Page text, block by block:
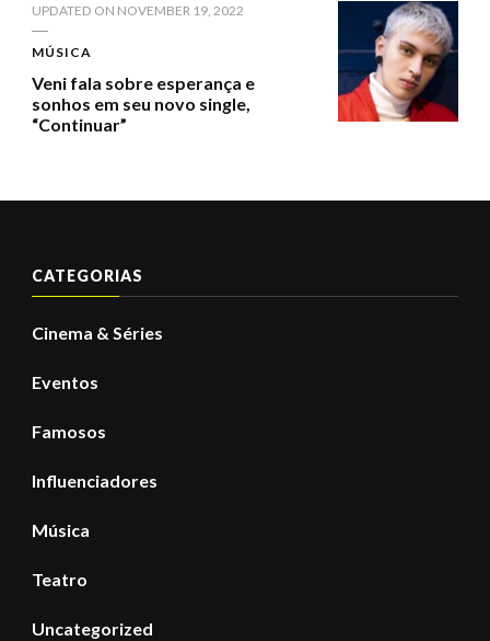
UPDATED ON NOVEMBER 19, 2022
MÚSICA
Veni fala sobre esperança e
sonhos em seu novo single,
“Continuar”
CATEGORIAS
Cinema & Séries
Eventos
Famosos
Influenciadores
Música
Teatro
Uncategorized